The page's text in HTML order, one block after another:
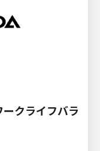
クライフバラ